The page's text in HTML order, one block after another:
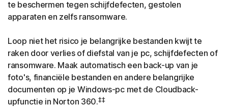
te beschermen tegen schijfdefecten, gestolen
apparaten en zelfs ransomware.
Loop niet het risico je belangrijke bestanden kwijt te
raken door verlies of diefstal van je pc, schijfdefecten of
ransomware. Maak automatisch een back-up van je
foto's, financiële bestanden en andere belangrijke
documenten op je Windows-pc met de Cloudback-
upfunctie in Norton 360.‡‡